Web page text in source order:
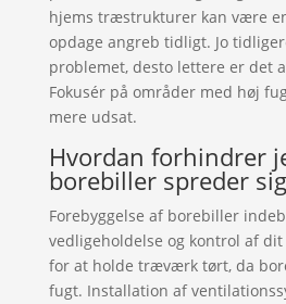
hjems træstrukturer kan være
opdage angreb tidligt. Jo
problemet, desto lettere er det
Fokusér på områder med høj
mere udsat.
Hvordan forhindrer
borebiller spreder
Forebyggelse af borebiller
vedligeholdelse og kontrol af
for at holde træværk tørt, da
fugt. Installation af